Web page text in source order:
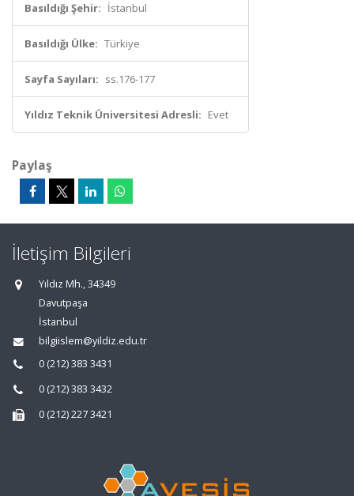
Basıldığı Şehir: İstanbul
Basıldığı Ülke: Türkiye
Sayfa Sayıları: ss.176-177
Yıldız Teknik Üniversitesi Adresli: Evet
Paylaş
İletişim Bilgileri
Yıldız Mh., 34349
Davutpaşa
İstanbul
bilgiislem@yildiz.edu.tr
0 (212) 383 3431
0 (212) 383 3432
0 (212) 227 3421